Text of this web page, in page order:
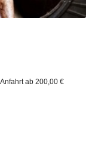
ab 200,00 €